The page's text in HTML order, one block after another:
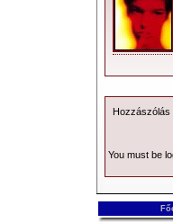
Hozzászólás
You must be